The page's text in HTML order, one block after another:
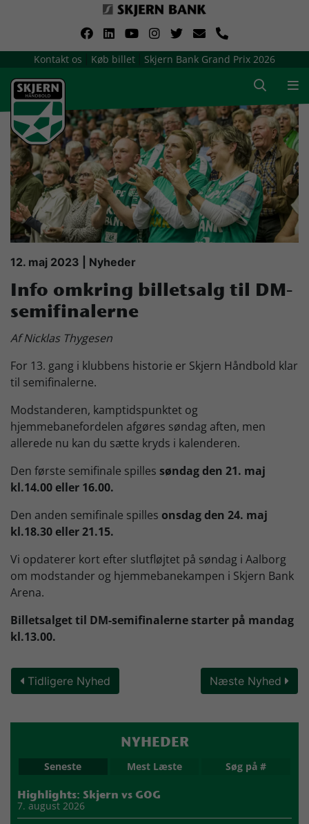
Kontakt os Køb billet Skjern Bank Grand Prix 2026
Om Skjern Håndbold
Ligatruppen
Sponsorer
Billetsalg / sæsonkort
Presse
Samarbejdsklubber
Skjern Bank Grand Prix
Nyhedsbrev
Køb Billet
12. maj 2023 | Nyheder
Info omkring billetsalg til DM-
semifinalerne
Af Nicklas Thygesen
For 13. gang i klubbens historie er Skjern Håndbold klar
til semifinalerne.
Modstanderen, kamptidspunktet og
hjemmebanefordelen afgøres søndag aften, men
allerede nu kan du sætte kryds i kalenderen.
Den første semifinale spilles søndag den 21. maj
kl.14.00 eller 16.00.
Den anden semifinale spilles onsdag den 24. maj
kl.18.30 eller 21.15.
Vi opdaterer kort efter slutfløjtet på søndag i Aalborg
om modstander og hjemmebanekampen i Skjern Bank
Arena.
Billetsalget til DM-semifinalerne starter på mandag
kl.13.00.
Tidligere Nyhed Næste Nyhed
NYHEDER
Seneste Mest Læste Søg på #
Highlights: Skjern vs GOG
7. august 2026